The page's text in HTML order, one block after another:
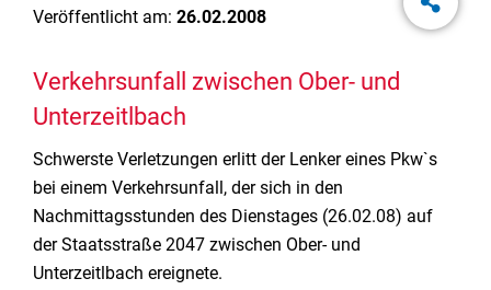
Veröffentlicht am: 26.02.2008
Verkehrsunfall zwischen Ober- und
Unterzeitlbach
Schwerste Verletzungen erlitt der Lenker eines Pkw`s
bei einem Verkehrsunfall, der sich in den
Nachmittagsstunden des Dienstages (26.02.08) auf
der Staatsstraße 2047 zwischen Ober- und
Unterzeitlbach ereignete.